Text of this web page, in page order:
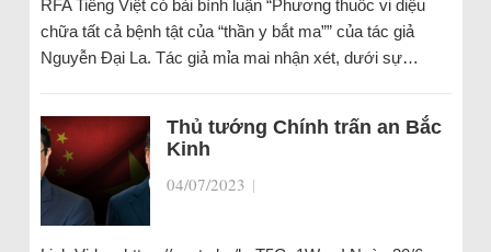
RFA Tiếng Việt có bài bình luận “Phương thuốc vi diệu
chữa tất cả bệnh tật của “thần y bắt ma”” của tác giả
Nguyễn Đại La. Tác giả mỉa mai nhận xét, dưới sự…
Thủ tướng Chính trấn an Bắc
Kinh
04/07/2023 |